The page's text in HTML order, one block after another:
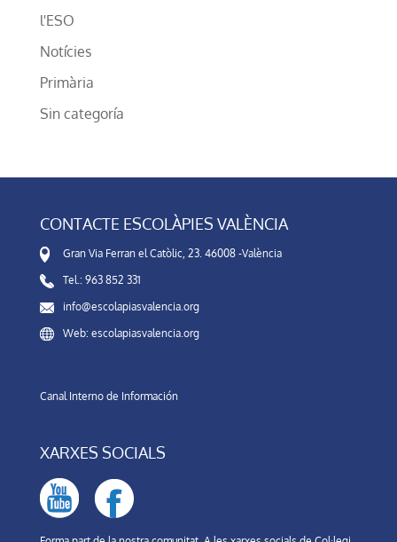
l'ESO
Notícies
Primària
Sin categoría
CONTACTE ESCOLÀPIES VALÈNCIA
Gran Via Ferran el Catòlic, 23. 46008 -València
Tel.: 963 852 331
info@escolapiasvalencia.org
Web: escolapiasvalencia.org
Canal Interno de Información
XARXES SOCIALS